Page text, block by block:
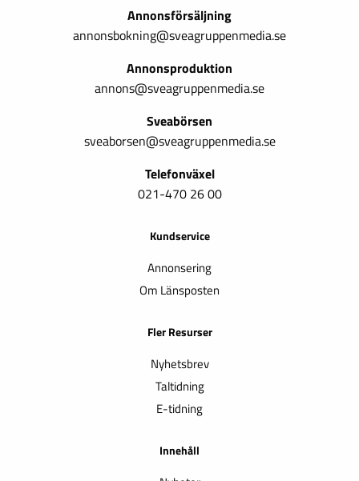
Annonsförsäljning
annonsbokning@sveagruppenmedia.se
Annonsproduktion
annons@sveagruppenmedia.se
Sveabörsen
sveaborsen@sveagruppenmedia.se
Telefonväxel
021-470 26 00
Kundservice
Annonsering
Om Länsposten
Fler Resurser
Nyhetsbrev
Taltidning
E-tidning
Innehåll